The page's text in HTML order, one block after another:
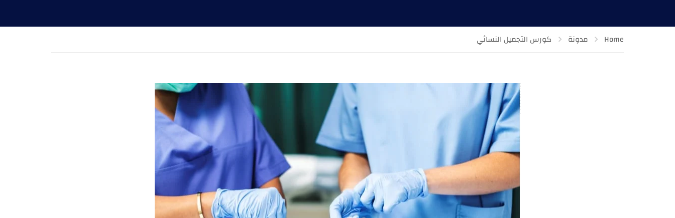
Home مدونة كورس التجميل النسائي